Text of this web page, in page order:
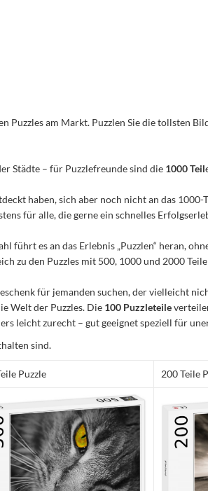
Puzzles am Markt. Puzzlen Sie die tollsten
Städte – für Puzzlefreunde sind die 1000 Teil
haben, sich aber noch nicht an das 1000-
für alle, die gerne ein schnelles
führt es an das Erlebnis „Puzzlen“ heran,
zu den Puzzles mit 500, 1000 und 2000
für jemanden suchen, der vielleicht
Welt der Puzzles. Die 100 Puzzleteile
leicht zurecht – gut geeignet speziell für
sind.
Puzzle 200 Teile